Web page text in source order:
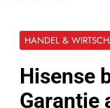
HANDEL &
Hisense
Garantie